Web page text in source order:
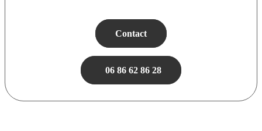
Contact
06 86 62 86 28